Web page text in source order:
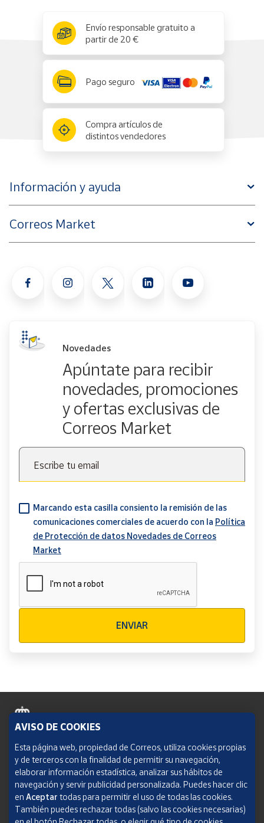
Envío responsable gratuito a
partir de 20 €
Pago seguro
Compra artículos de
distintos vendedores
Información y ayuda
Correos Market
Novedades
Apúntate para recibir
novedades, promociones
y ofertas exclusivas de
Correos Market
Escribe tu email
Marcando esta casilla consiento la remisión de las
comunicaciones comerciales de acuerdo con la Política
de Protección de datos Novedades de Correos
Market
ENVIAR
Política de cookies
Aviso legal
Condiciones del servicio
Política de Privacidad Web
AVISO DE COOKIES
Esta página web, propiedad de Correos, utiliza cookies propias
y de terceros con la finalidad de permitir su navegación,
elaborar información estadística, analizar sus hábitos de
navegación y servir publicidad personalizada. Puedes hacer clic
en Aceptar todas para permitir el uso de todas las cookies.
También puedes rechazar todas (salvo las cookies necesarias)